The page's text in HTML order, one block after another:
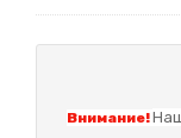
Внимание!